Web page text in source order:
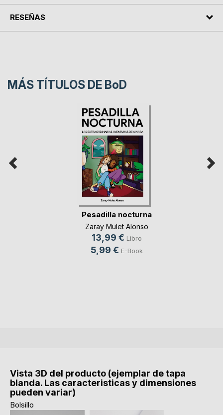
RESEÑAS
MÁS TÍTULOS DE BoD
Pesadilla nocturna
Zaray Mulet Alonso
13,99 € Libro
5,99 € E-Book
Vista 3D del producto (ejemplar de tapa
blanda. Las caracteristicas y dimensiones
pueden variar)
Bolsillo